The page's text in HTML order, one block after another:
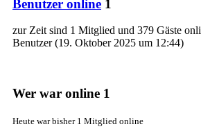
Benutzer online 1
zur Zeit sind 1 Mitglied und 379 Gäste
Benutzer (19. Oktober 2025 um 12:44)
Wer war online 1
Heute war bisher 1 Mitglied online